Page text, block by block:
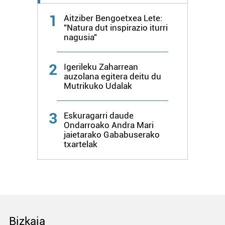
1
Aitziber Bengoetxea Lete:
"Natura dut inspirazio iturri
nagusia"
2
Igerileku Zaharrean
auzolana egitera deitu du
Mutrikuko Udalak
3
Eskuragarri daude
Ondarroako Andra Mari
jaietarako Gababuserako
txartelak
Bizkaia